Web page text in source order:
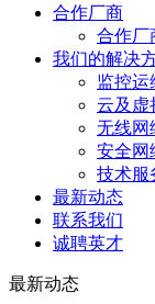
合作厂商
合作厂
我们的解决
监控运
云及虚
无线网
安全网
技术服
最新动态
联系我们
诚聘英才
最新动态